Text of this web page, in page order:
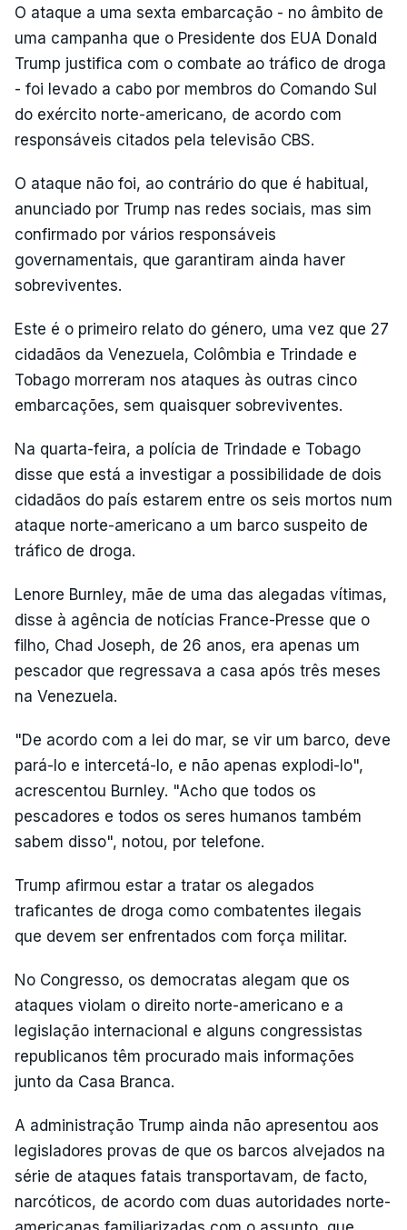
O ataque a uma sexta embarcação - no âmbito de
uma campanha que o Presidente dos EUA Donald
Trump justifica com o combate ao tráfico de droga
- foi levado a cabo por membros do Comando Sul
do exército norte-americano, de acordo com
responsáveis citados pela televisão CBS.
O ataque não foi, ao contrário do que é habitual,
anunciado por Trump nas redes sociais, mas sim
confirmado por vários responsáveis
governamentais, que garantiram ainda haver
sobreviventes.
Este é o primeiro relato do género, uma vez que 27
cidadãos da Venezuela, Colômbia e Trindade e
Tobago morreram nos ataques às outras cinco
embarcações, sem quaisquer sobreviventes.
Na quarta-feira, a polícia de Trindade e Tobago
disse que está a investigar a possibilidade de dois
cidadãos do país estarem entre os seis mortos num
ataque norte-americano a um barco suspeito de
tráfico de droga.
Lenore Burnley, mãe de uma das alegadas vítimas,
disse à agência de notícias France-Presse que o
filho, Chad Joseph, de 26 anos, era apenas um
pescador que regressava a casa após três meses
na Venezuela.
"De acordo com a lei do mar, se vir um barco, deve
pará-lo e intercetá-lo, e não apenas explodi-lo",
acrescentou Burnley. "Acho que todos os
pescadores e todos os seres humanos também
sabem disso", notou, por telefone.
Trump afirmou estar a tratar os alegados
traficantes de droga como combatentes ilegais
que devem ser enfrentados com força militar.
No Congresso, os democratas alegam que os
ataques violam o direito norte-americano e a
legislação internacional e alguns congressistas
republicanos têm procurado mais informações
junto da Casa Branca.
A administração Trump ainda não apresentou aos
legisladores provas de que os barcos alvejados na
série de ataques fatais transportavam, de facto,
narcóticos, de acordo com duas autoridades norte-